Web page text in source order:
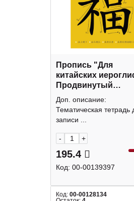
Пропись "Для
китайских
Продвинутый
уровень" А4-, 48л
ПК448652 Listoff
Доп. описание:
Тематическая тетрадь
записи ...
- +
195.4
Код: 00-00139397
Код: 00-00128134